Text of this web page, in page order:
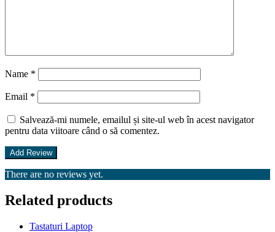
Name *
Email *
Salvează-mi numele, emailul și site-ul web în acest navigator
pentru data viitoare când o să comentez.
There are no reviews yet.
Related products
Tastaturi Laptop